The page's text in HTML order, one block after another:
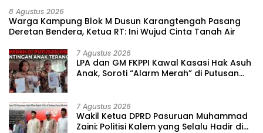
8 Agustus 2026
‎Warga Kampung Blok M Dusun Karangtengah Pasang
Deretan Bendera, Ketua RT: Ini Wujud Cinta Tanah Air
7 Agustus 2026
‎LPA dan GM FKPPI Kawal Kasasi Hak Asuh
Anak, Soroti “Alarm Merah” di Putusan
7 Agustus 2026
‎Wakil Ketua DPRD Pasuruan Muhammad
Zaini: Politisi Kalem yang Selalu Hadir di